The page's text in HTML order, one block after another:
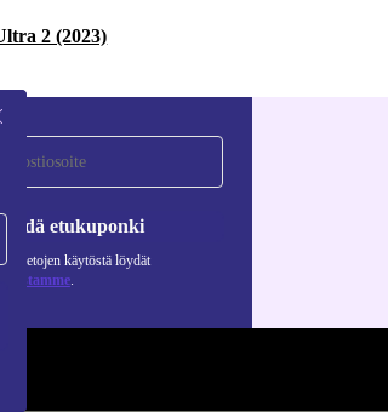
2 (2023)
Pyydä etukuponki
käytöstä löydät
.